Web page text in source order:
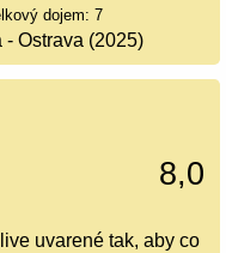
dojem: 7
Ostrava (2025)
8,0
uvarené tak, aby co